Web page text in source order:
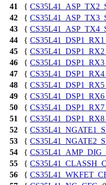
41
{
42
{
43
{
44
{
45
{
46
{
47
{
48
{
49
{
50
{
51
{
52
{
53
{
54
{
55
{
56
{